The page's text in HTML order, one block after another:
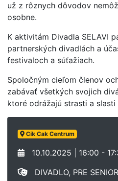
už z rôznych dôvodov
osobne.
K aktivitám Divadla SELAVI
partnerských divadlách a
festivaloch a súťažiach.
Spoločným cieľom členov
zabávať všetkých svojich
ktoré odrážajú strasti a slasti
Cik Cak Centrum
10.10.2025 | 16:00 -
DIVADLO, PRE